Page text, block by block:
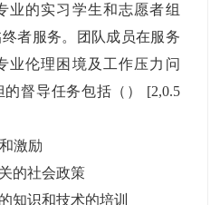
业的实习学生和志愿者组
者服务。团队成员在服务
业伦理困境及工作压力问
督导任务包括（） [2,0.5
激励
的社会政策
知识和技术的培训